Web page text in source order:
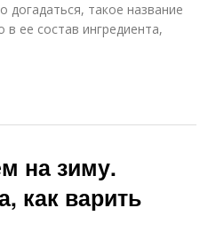
такое название
ее состав ингредиента,
на зиму.
как варить